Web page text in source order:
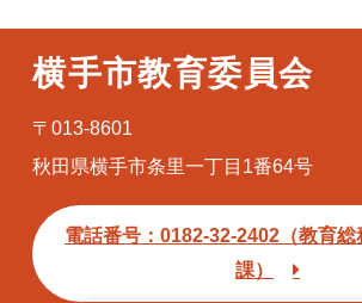
横手市教育委員会
〒013-8601
秋田県横手市条里一丁目1番64号
電話番号：0182-32-2402（教育総
課）